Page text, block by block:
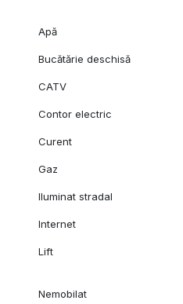
Apă
Bucătărie deschisă
CATV
Contor electric
Curent
Gaz
Iluminat stradal
Internet
Lift
Nemobilat